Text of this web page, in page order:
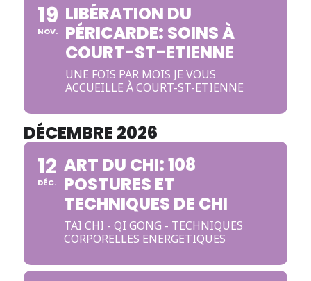
19
NOV.
LIBÉRATION DU
PÉRICARDE: SOINS À
COURT-ST-ETIENNE
UNE FOIS PAR MOIS JE VOUS
ACCUEILLE À COURT-ST-ETIENNE
DÉCEMBRE 2026
12
DÉC.
ART DU CHI: 108
POSTURES ET
TECHNIQUES DE CHI
TAI CHI - QI GONG - TECHNIQUES
CORPORELLES ENERGETIQUES